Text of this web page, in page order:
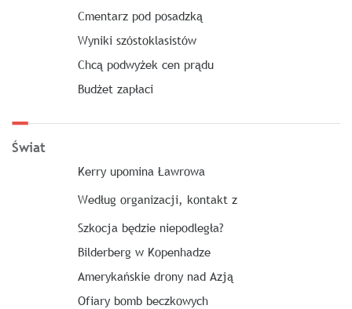
Cmentarz pod posadzką
Wyniki szóstoklasistów
Chcą podwyżek cen prądu
Budżet zapłaci
Świat
Kerry upomina Ławrowa
Według organizacji, kontakt z
Szkocja będzie niepodległa?
Bilderberg w Kopenhadze
Amerykańskie drony nad Azją
Ofiary bomb beczkowych